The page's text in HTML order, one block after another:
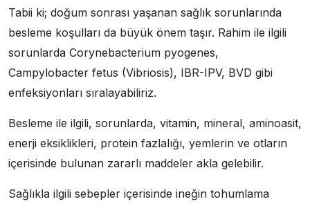
Tabii ki; doğum sonrası yaşanan sağlık sorunlarında
besleme koşulları da büyük önem taşır. Rahim ile ilgili
sorunlarda Corynebacterium pyogenes,
Campylobacter fetus (Vibriosis), IBR-IPV, BVD gibi
enfeksiyonları sıralayabiliriz.
Besleme ile ilgili, sorunlarda, vitamin, mineral, aminoasit,
enerji eksiklikleri, protein fazlalığı, yemlerin ve otların
içerisinde bulunan zararlı maddeler akla gelebilir.
Sağlıkla ilgili sebepler içerisinde ineğin tohumlama